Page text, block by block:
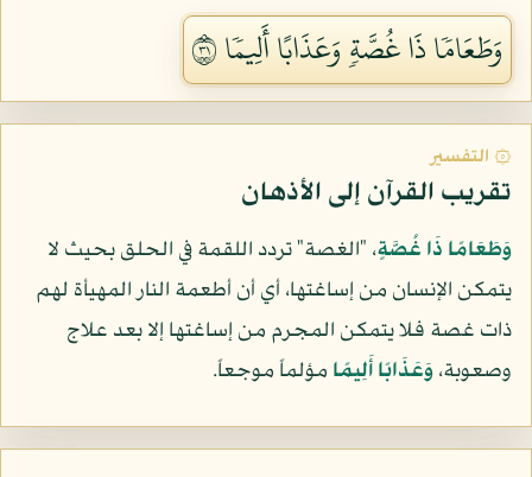
وَطَعَامٗا ذَا غُصَّةٖ وَعَذَابًا أَلِيمٗا ١٣
۞ التفسير
تقريب القرآن إلى الأذهان
وَطَعَامًا ذَا غُصَّةٍ، "الغصة" تردد اللقمة في الحلق بحيث لا
يتمكن الإنسان من إساغتها، أي أن أطعمة النار المهيأة لهم
ذات غصة فلا يتمكن المجرم من إساغتها إلا بعد علاج
وصعوبة،وَعَذَابًا أَلِيمًا مؤلماً موجعاً.